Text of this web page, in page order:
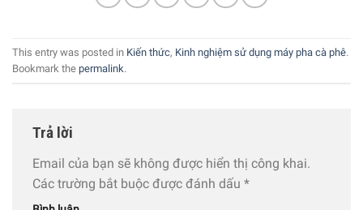
This entry was posted in Kiến thức, Kinh nghiệm sử dụng máy pha cà phê.
Bookmark the permalink.
Trả lời
Email của bạn sẽ không được hiển thị công khai.
Các trường bắt buộc được đánh dấu *